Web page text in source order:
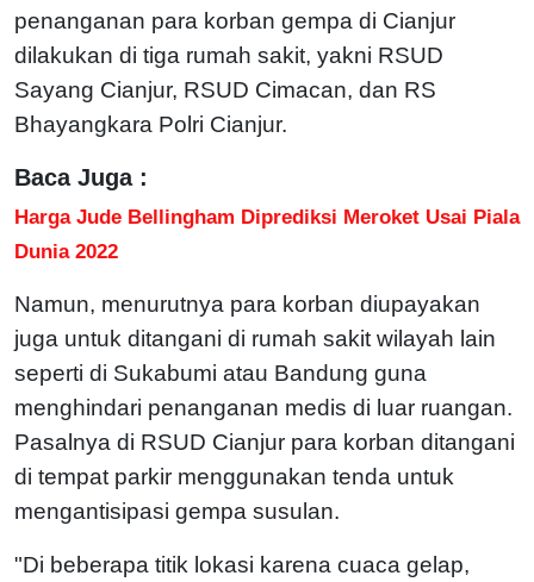
penanganan para korban gempa di Cianjur
dilakukan di tiga rumah sakit, yakni RSUD
Sayang Cianjur, RSUD Cimacan, dan RS
Bhayangkara Polri Cianjur.
Baca Juga :
Harga Jude Bellingham Diprediksi Meroket Usai Piala
Dunia 2022
Namun, menurutnya para korban diupayakan
juga untuk ditangani di rumah sakit wilayah lain
seperti di Sukabumi atau Bandung guna
menghindari penanganan medis di luar ruangan.
Pasalnya di RSUD Cianjur para korban ditangani
di tempat parkir menggunakan tenda untuk
mengantisipasi gempa susulan.
"Di beberapa titik lokasi karena cuaca gelap,